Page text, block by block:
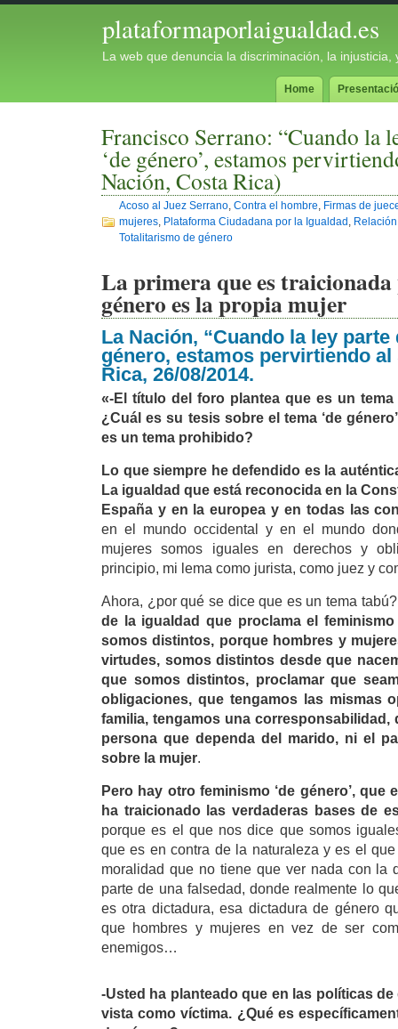
plataformaporlaigualdad.es
La web que denuncia la discriminación, la
Home
Francisco Serrano: “Cuando la
‘de género’, estamos
Nación, Costa Rica)
Acoso al Juez Serrano, Contra el hombre, Firmas de
mujeres, Plataforma Ciudadana por la Igualdad ,
Totalitarismo de género
La primera que es
género es la propia mujer
La Nación, “Cuando la ley parte
género, estamos pervirtiendo al
Rica, 26/08/2014.
«-El título del foro plantea que es un
¿Cuál es su tesis sobre el tema ‘de
es un tema prohibido?
Lo que siempre he defendido es la
La igualdad que está reconocida en la
España y en la europea y en todas las
en el mundo occidental y en el mundo
mujeres somos iguales en derechos y
principio, mi lema como jurista, como juez y
Ahora, ¿por qué se dice que es un tema
de la igualdad que proclama el
somos distintos, porque hombres y
virtudes, somos distintos desde que
que somos distintos, proclamar que
obligaciones, que tengamos las mismas
familia, tengamos una corresponsabilidad,
persona que dependa del marido, ni el
sobre la mujer.
Pero hay otro feminismo ‘de género’, que
ha traicionado las verdaderas bases de
porque es el que nos dice que somos
que es en contra de la naturaleza y es el
moralidad que no tiene que ver nada con la
parte de una falsedad, donde realmente lo
es otra dictadura, esa dictadura de género
que hombres y mujeres en vez de ser
enemigos…
-Usted ha planteado que en las políticas
vista como víctima. ¿Qué es